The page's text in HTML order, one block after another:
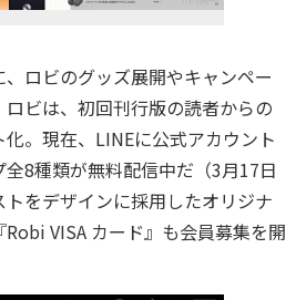
ロビのグッズ展開やキャンペー
ビは、初回刊行版の読者からの
。現在、LINEに公式アカウント
8種類が無料配信中だ（3月17日
をデザインに採用したオリジナ
VISA カード』も会員募集を開